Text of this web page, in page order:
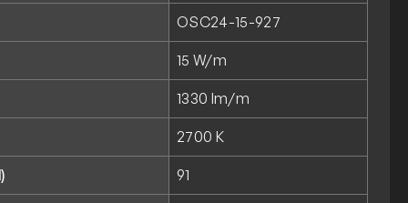
OSC24-15-927
15 W/m
1330 lm/m
2700 K
91